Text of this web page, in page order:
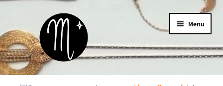
à
la
navigation
au
contenu
Menu
Accueil